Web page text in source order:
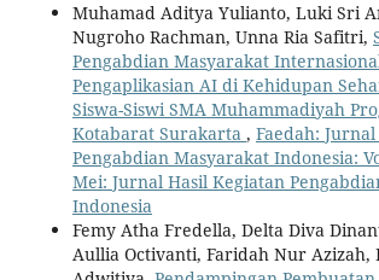
Muhamad Aditya Yulianto, Luki Sri
Nugroho Rachman, Unna Ria Safitri,
Pengabdian Masyarakat
Pengaplikasian AI di Kehidupan
Siswa-Siswi SMA Muhammadiyah
Kotabarat Surakarta , Faedah:
Pengabdian Masyarakat Indonesia:
Mei: Jurnal Hasil Kegiatan
Indonesia
Femy Atha Fredella, Delta Diva
Aullia Octivanti, Faridah Nur Azizah,